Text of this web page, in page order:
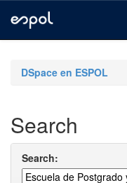
navigationDSpace en ESPOL
Search
Search: